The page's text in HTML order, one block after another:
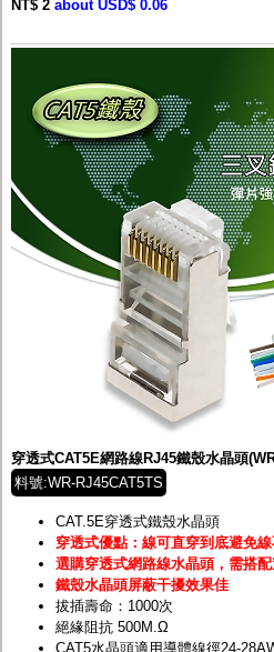
NT$ 2 about USD$ 0.06
穿透式CAT5E網路線RJ45鐵殼水晶頭
料號:WR-RJ45CAT5TS
CAT.5E穿透式鐵殼水晶頭
穿透式優點：線可直穿到底避免
選購穿透式網路線水晶頭，需搭
鐵殼水晶頭屏蔽干擾效果佳
拔插壽命：1000次
絕緣阻抗 500M.Ω
CAT5水晶頭適用導體線徑24-